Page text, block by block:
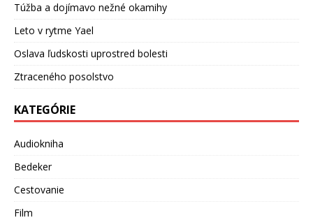
Túžba a dojímavo nežné okamihy
Leto v rytme Yael
Oslava ľudskosti uprostred bolesti
Ztraceného posolstvo
KATEGÓRIE
Audiokniha
Bedeker
Cestovanie
Film